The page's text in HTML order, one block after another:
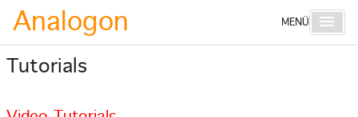
Analogon MENÜ
Tutorials